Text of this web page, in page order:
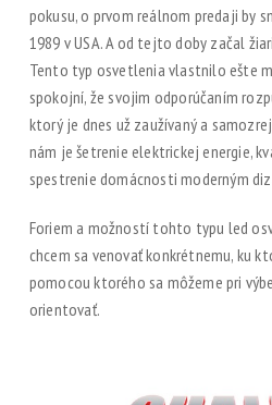
pokusu, o prvom reálnom predaji by
1989 v USA. A od tejto doby začal
Tento typ osvetlenia vlastnilo ešte
spokojní, že svojim odporúčaním
ktorý je dnes už zaužívaný a
nám je šetrenie elektrickej energie,
spestrenie domácnosti moderným
Foriem a možností tohto typu led
chcem sa venovať konkrétnemu, ku
pomocou ktorého sa môžeme pri
orientovať.